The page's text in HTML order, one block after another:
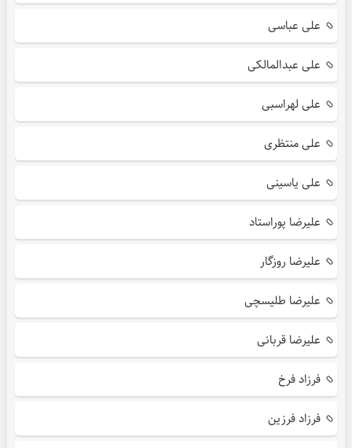
علی عباسی
علی عبدالمالکی
علی لهراسبی
علی منتظری
علی یاسینی
علیرضا پوراستاد
علیرضا روزگار
علیرضا طلیسچی
علیرضا قربانی
فرزاد فرخ
فرزاد فرزین